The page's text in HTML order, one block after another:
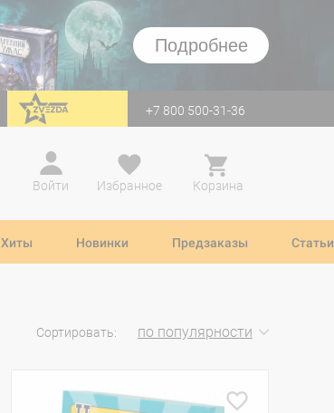
Подробнее
перейти на Zvezda +7 800 500-31-36
Войти
Избранное Корзина
Хиты Новинки Предзаказы Статьи
Сортировать: по популярности